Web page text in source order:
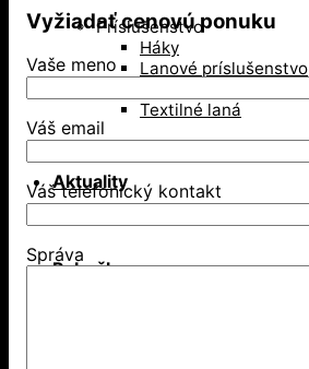
Príslušenstvo
Háky
Lanové príslušenstvo
Textilné laná
Aktuality
Pobočky
Vyžiadať cenovú ponuku
Vaše meno
Váš email
Váš telefonický kontakt
Správa